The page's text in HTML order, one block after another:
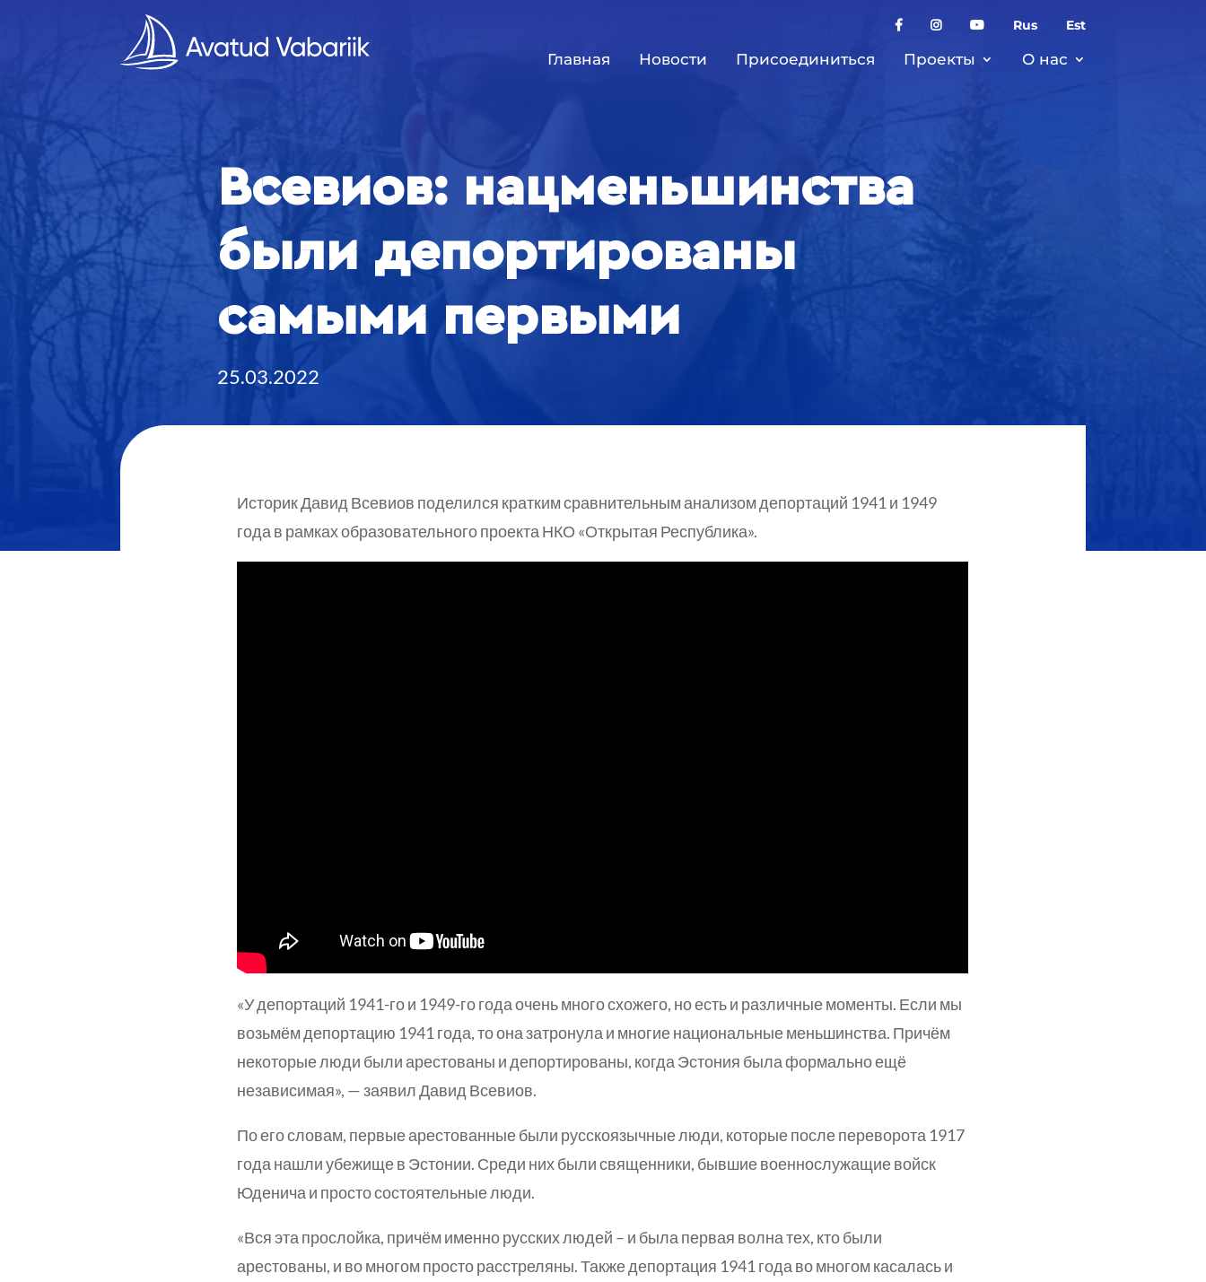
Rus Est
Главная Новости Присоединиться Проекты О нас
Всевиов: нацменьшинства
были депортированы
самыми первыми
25.03.2022
Историк Давид Всевиов поделился кратким сравнительным анализом депортаций 1941 и 1949
года в рамках образовательного проекта НКО «Открытая Республика».
«У депортаций 1941-го и 1949-го года очень много схожего, но есть и различные моменты. Если мы
возьмём депортацию 1941 года, то она затронула и многие национальные меньшинства. Причём
некоторые люди были арестованы и депортированы, когда Эстония была формально ещё
независимая», — заявил Давид Всевиов.
По его словам, первые арестованные были русскоязычные люди, которые после переворота 1917
года нашли убежище в Эстонии. Среди них были священники, бывшие военнослужащие войск
Юденича и просто состоятельные люди.
«Вся эта прослойка, причём именно русских людей – и была первая волна тех, кто были
арестованы, и во многом просто расстреляны. Также депортация 1941 года во многом касалась и